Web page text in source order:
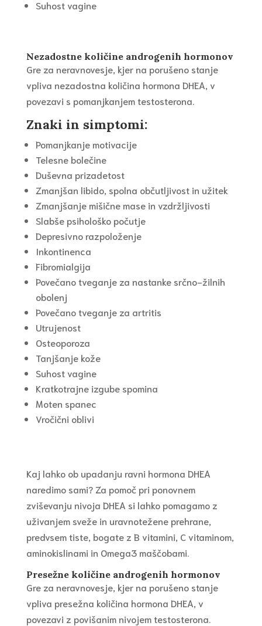
Suhost vagine
Nezadostne količine androgenih hormonov
Gre za neravnovesje, kjer na porušeno stanje
vpliva nezadostna količina hormona DHEA, v
povezavi s pomanjkanjem testosterona.
Znaki in simptomi:
Pomanjkanje motivacije
Telesne bolečine
Duševna prizadetost
Zmanjšan libido, spolna občutljivost in užitek
Zmanjšanje mišične mase in vzdržljivosti
Slabše psihološko počutje
Depresivno razpoloženje
Inkontinenca
Fibromialgija
Povečano tveganje za nastanke srčno-žilnih
obolenj
Povečano tveganje za artritis
Utrujenost
Osteoporoza
Tanjšanje kože
Suhost vagine
Kratkotrajne izgube spomina
Moten spanec
Vročični oblivi
Kaj lahko ob upadanju ravni hormona DHEA
naredimo sami? Za pomoč pri ponovnem
zviševanju nivoja DHEA si lahko pomagamo z
uživanjem sveže in uravnotežene prehrane,
predvsem tiste, bogate z B vitamini, C vitaminom,
aminokislinami in Omega3 maščobami.
Presežne količine androgenih hormonov
Gre za neravnovesje, kjer na porušeno stanje
vpliva presežna količina hormona DHEA, v
povezavi z povišanim nivojem testosterona.